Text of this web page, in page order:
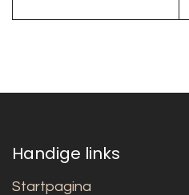
Handige links
Startpagina